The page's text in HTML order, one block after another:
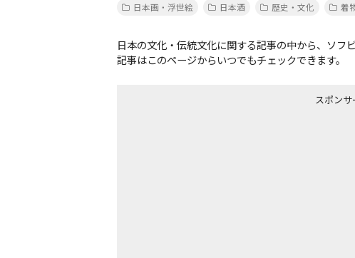
日本画・浮世絵
日本酒 歴史・文化 着
日本の文化・伝統文化に関する記事の中から、ソフ
記事はこのページからいつでもチェックできます。
スポン